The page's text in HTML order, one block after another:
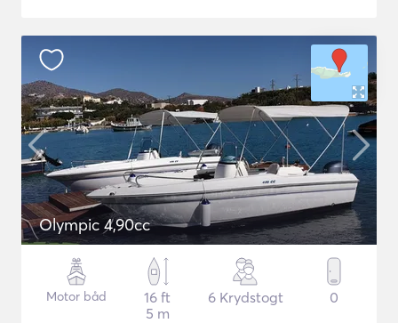
Olympic 4,90cc
Motor båd
16 ft
5 m
6 Krydstogt 0